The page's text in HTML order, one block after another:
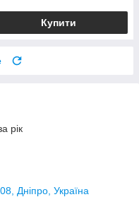
Купити
рік
Дніпро, Україна